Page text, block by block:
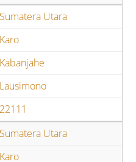
Sumatera Utara
Karo
Kabanjahe
Lausimono
22111
Sumatera Utara
Karo